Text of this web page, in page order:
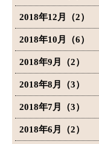
2018年12月（2）
2018年10月（6）
2018年9月（2）
2018年8月（3）
2018年7月（3）
2018年6月（2）